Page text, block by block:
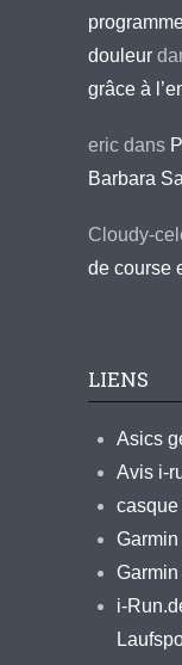
douleur
grâce à
eric dans
Barbara
Cloudy-
de course
LIENS
Asics
Avis i-
i-